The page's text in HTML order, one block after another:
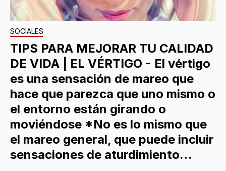
SOCIALES
TIPS PARA MEJORAR TU CALIDAD
DE VIDA | EL VÉRTIGO - El vértigo
es una sensación de mareo que
hace que parezca que uno mismo o
el entorno están girando o
moviéndose *No es lo mismo que
el mareo general, que puede incluir
sensaciones de aturdimiento…